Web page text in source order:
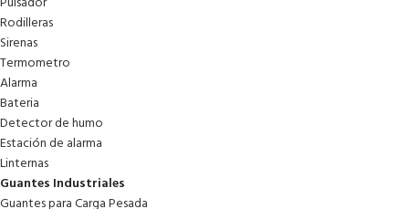
Rodilleras
Sirenas
Termometro
Alarma
Bateria
Detector de humo
Estación de alarma
Linternas
Guantes Industriales
Guantes para Carga Pesada